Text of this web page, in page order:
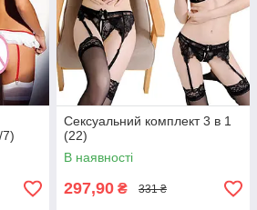
Сексуальний комплект 3 в 1
(22)
В наявності
297,90 ₴ 331 ₴